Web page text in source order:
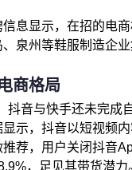
息显示，在招的电
泉州等鞋服制造企
商格局
抖音与快手还未完成
示，抖音以短视频
荐，用户关闭抖音
，足见其带货潜力